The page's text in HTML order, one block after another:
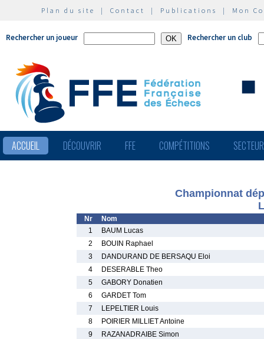
Plan du site | Contact | Publications | Mon
Rechercher un joueur Rechercher un club
ACCUEIL DÉCOUVRIR FFE COMPÉTITIONS
Championnat
Nr
Nom
1
BAUM Lucas
2
BOUIN Raphael
3
DANDURAND DE BERSAQU Eloi
4
DESERABLE Theo
5
GABORY Donatien
6
GARDET Tom
7
LEPELTIER Louis
8
POIRIER MILLIET Antoine
9
RAZANADRAIBE Simon